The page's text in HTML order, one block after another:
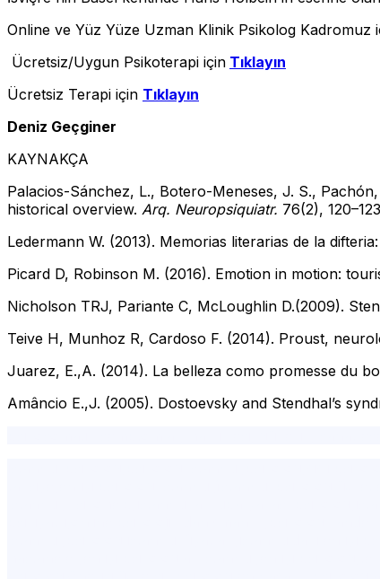
Online ve Yüz Yüze Uzman Klinik Psikolog Kadromuz
Ücretsiz/Uygun Psikoterapi için Tıklayın
Ücretsiz Terapi için Tıklayın
Deniz Geçginer
KAYNAKÇA
Palacios-Sánchez, L., Botero-Meneses, J. S.,
historical overview. Arq. Neuropsiquiatr. 76(2),
Ledermann W. (2013). Memorias literarias de la
Picard D, Robinson M. (2016). Emotion in motion:
Nicholson TRJ, Pariante C, McLoughlin D.(2009).
Teive H, Munhoz R, Cardoso F. (2014). Proust,
Juarez, E.,A. (2014). La belleza como promesse du
Amâncio E.,J. (2005). Dostoevsky and Stendhal’s